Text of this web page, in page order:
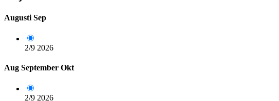
Augusti Sep
2/9 2026
Aug September Okt
2/9 2026